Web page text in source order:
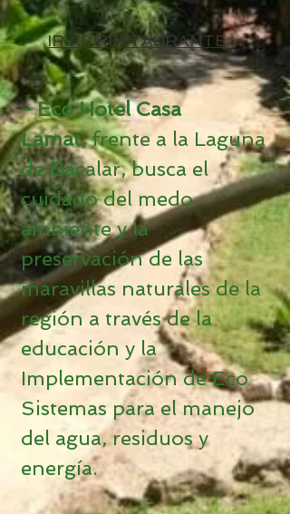
IR AL RESTAURANTE
- Eco Hotel Casa
Lamat,frente a la Laguna
de Bacalar, busca el
cuidado del medo
ambiente y la
preservación de las
maravillas naturales de la
región a través de la
educación y la
Implementación de Eco
Sistemas para el manejo
del agua, residuos y
energía.